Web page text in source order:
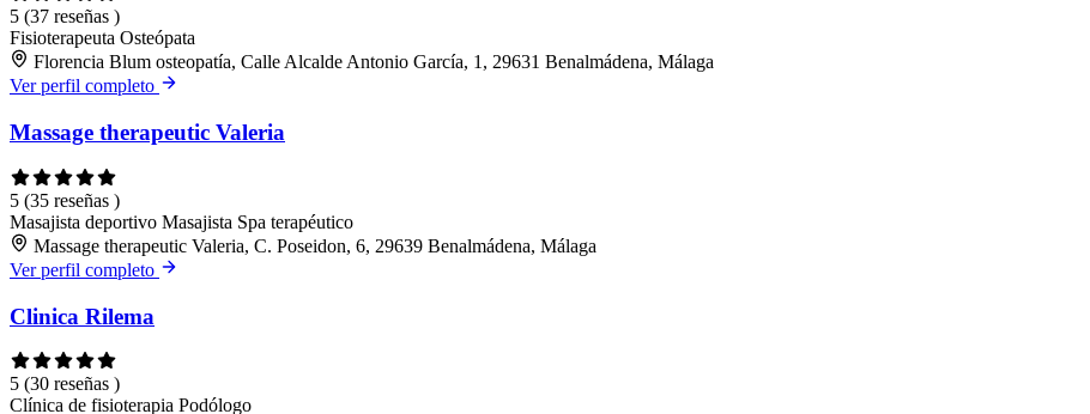
5 (37 reseñas )
Fisioterapeuta Osteópata
Florencia Blum osteopatía, Calle Alcalde Antonio García, 1, 29631 Benalmádena, Málaga
Ver perfil completo
Massage therapeutic Valeria
5 (35 reseñas )
Masajista deportivo Masajista Spa terapéutico
Massage therapeutic Valeria, C. Poseidon, 6, 29639 Benalmádena, Málaga
Ver perfil completo
Clinica Rilema
5 (30 reseñas )
Clínica de fisioterapia Podólogo